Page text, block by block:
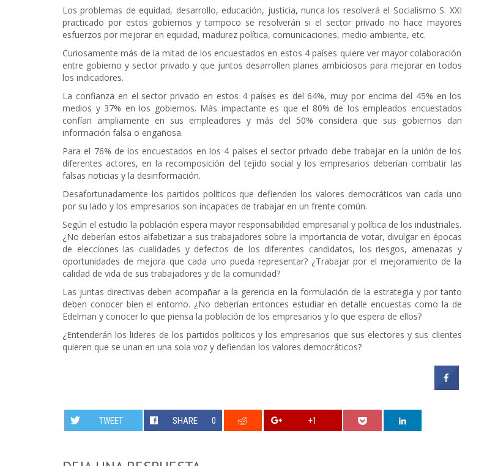
Los problemas de equidad, desarrollo, educación, justicia, nunca los resolverá el Socialismo S. XXI
practicado por estos gobiernos y tampoco se resolverán si el sector privado no hace mayores
esfuerzos por mejorar en equidad, madurez política, comunicaciones, medio ambiente, etc.
Curiosamente más de la mitad de los encuestados en estos 4 países quiere ver mayor colaboración
entre gobierno y sector privado y que juntos desarrollen planes ambiciosos para mejorar en todos
los indicadores.
La confianza en el sector privado en estos 4 países es del 64%, muy por encima del 45% en los
medios y 37% en los gobiernos. Más impactante es que el 80% de los empleados encuestados
confían ampliamente en sus empleadores y más del 50% considera que sus gobiernos dan
información falsa o engañosa.
Para el 76% de los encuestados en los 4 países el sector privado debe trabajar en la unión de los
diferentes actores, en la recomposición del tejido social y los empresarios deberían combatir las
falsas noticias y la desinformación.
Desafortunadamente los partidos políticos que defienden los valores democráticos van cada uno
por su lado y los empresarios son incapaces de trabajar en un frente común.
Según el estudio la población espera mayor responsabilidad empresarial y política de los industriales.
¿No deberían estos alfabetizar a sus trabajadores sobre la importancia de votar, divulgar en épocas
de elecciones las cualidades y defectos de los diferentes candidatos, los riesgos, amenazas y
oportunidades de mejora que cada uno pueda representar? ¿Trabajar por el mejoramiento de la
calidad de vida de sus trabajadores y de la comunidad?
Las juntas directivas deben acompañar a la gerencia en la formulación de la estrategia y por tanto
deben conocer bien el entorno. ¿No deberían entonces estudiar en detalle encuestas como la de
Edelman y conocer lo que piensa la población de los empresarios y lo que espera de ellos?
¿Entenderán los lideres de los partidos políticos y los empresarios que sus electores y sus clientes
quieren que se unan en una sola voz y defiendan los valores democráticos?
TWEET SHARE 0 +1